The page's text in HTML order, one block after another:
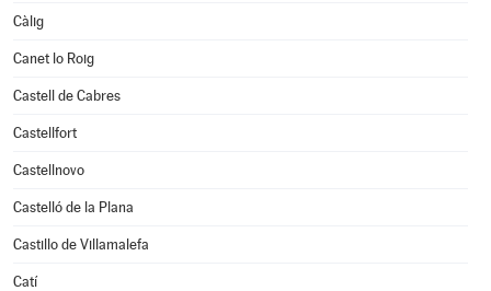
Càlig
Canet lo Roig
Castell de Cabres
Castellfort
Castellnovo
Castelló de la Plana
Castillo de Villamalefa
Catí